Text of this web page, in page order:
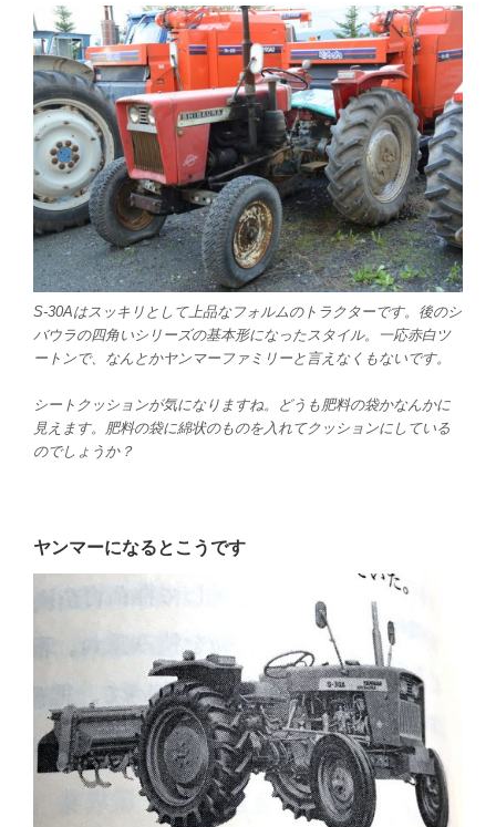
S-30Aはスッキリとして上品なフォルムのトラクターです。後のシ
バウラの四角いシリーズの基本形になったスタイル。一応赤白ツ
ートンで、なんとかヤンマーファミリーと言えなくもないです。
シートクッションが気になりますね。どうも肥料の袋かなんかに
見えます。肥料の袋に綿状のものを入れてクッションにしている
のでしょうか？
ヤンマーになるとこうです